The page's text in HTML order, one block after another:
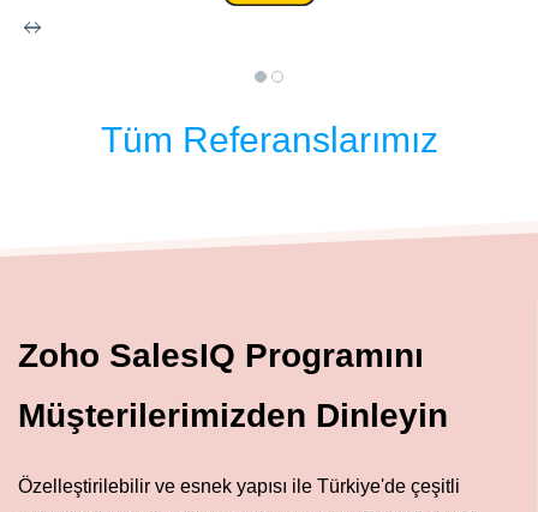
Tüm Referanslarımız
Zoho SalesIQ Programını
Müşterilerimizden Dinleyin
Özelleştirilebilir ve esnek yapısı ile Türkiye'de çeşitli